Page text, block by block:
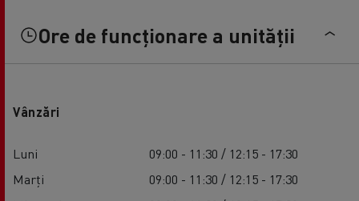
Ore de funcționare a unității
Vânzări
Luni
09:00 - 11:30 / 12:15 - 17:30
Marți
09:00 - 11:30 / 12:15 - 17:30